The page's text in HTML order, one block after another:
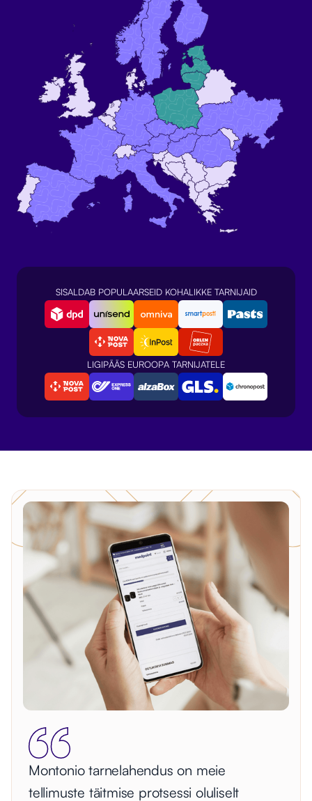
SISALDAB POPULAARSEID KOHALIKKE TARNIJAID
LIGIPÄÄS EUROOPA TARNIJATELE
Montonio tarnelahendus on meie
tellimuste täitmise protsessi oluliselt